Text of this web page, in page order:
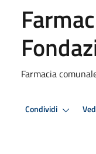
Farmacia
Condividi